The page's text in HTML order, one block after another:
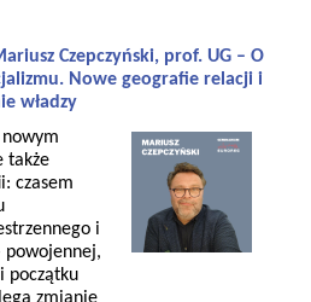
Czepczyński, prof. UG – O
Nowe geografie relacji i
władzy
także
czasem
i
powojennej,
początku